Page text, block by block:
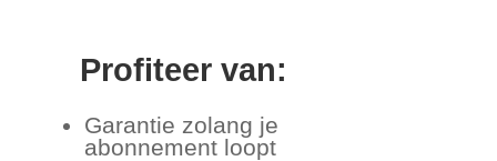
Profiteer van:
Garantie zolang je
abonnement loopt